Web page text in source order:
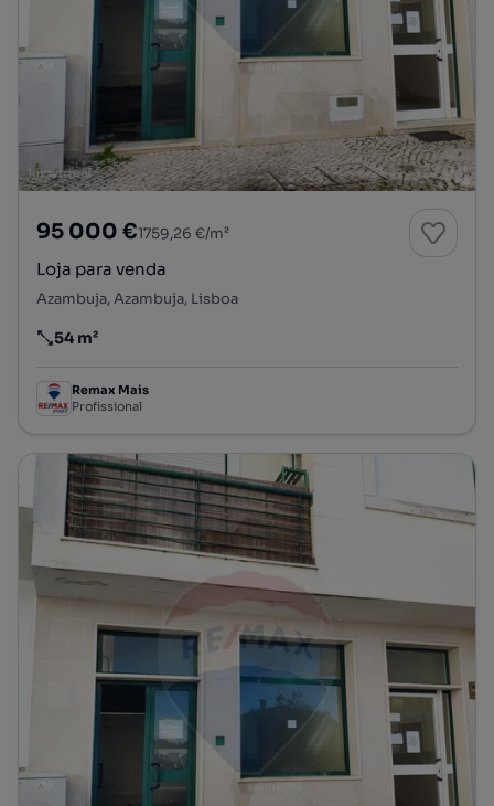
95 000 €1759,26 €/m²
Loja para venda
Azambuja, Azambuja, Lisboa
Preço por metro quadrado
54 m²
Remax Mais
Profissional